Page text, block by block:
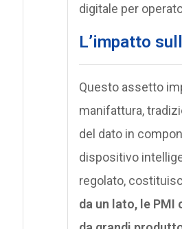
digitale per
L’impatto
Questo assetto
manifattura,
del dato in
dispositivo
regolato,
da un lato, le